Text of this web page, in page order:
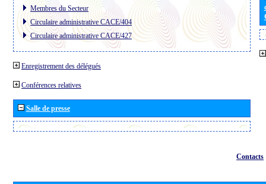
Membres du Secteur
Circulaire administrative CACE/404
Circulaire administrative CACE/427
Enregistrement des délégués
Conférences relatives
Salle de presse
Contacts